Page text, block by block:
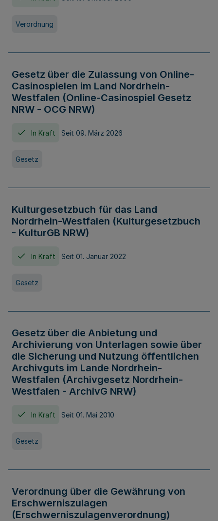
Verordnung
Gesetz über die Zulassung von Online-
Casinospielen im Land Nordrhein-
Westfalen (Online-Casinospiel Gesetz
NRW - OCG NRW)
In Kraft Seit 09. März 2026
Gesetz
Kulturgesetzbuch für das Land
Nordrhein-Westfalen (Kulturgesetzbuch
- KulturGB NRW)
In Kraft Seit 01. Januar 2022
Gesetz
Gesetz über die Anbietung und
Archivierung von Unterlagen sowie über
die Sicherung und Nutzung öffentlichen
Archivguts im Lande Nordrhein-
Westfalen (Archivgesetz Nordrhein-
Westfalen - ArchivG NRW)
In Kraft Seit 01. Mai 2010
Gesetz
Verordnung über die Gewährung von
Erschwerniszulagen
(Erschwerniszulagenverordnung)